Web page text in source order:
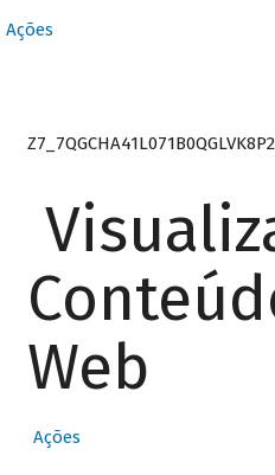
Ações
Web
Ações